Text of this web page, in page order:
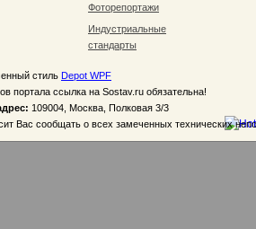
Фоторепортажи
Индустриальные
стандарты
стиль Depot WPF
портала ссылка на Sostav.ru обязательна!
109004, Москва, Полковая 3/3
Вас сообщать о всех замеченных технических